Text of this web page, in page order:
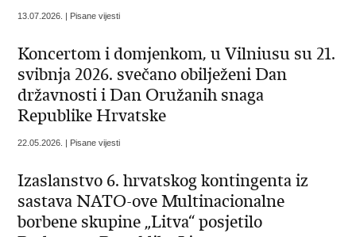
13.07.2026. | Pisane vijesti
Koncertom i domjenkom, u Vilniusu su 21.
svibnja 2026. svečano obilježeni Dan
državnosti i Dan Oružanih snaga
Republike Hrvatske
22.05.2026. | Pisane vijesti
Izaslanstvo 6. hrvatskog kontingenta iz
sastava NATO-ove Multinacionalne
borbene skupine „Litva“ posjetilo